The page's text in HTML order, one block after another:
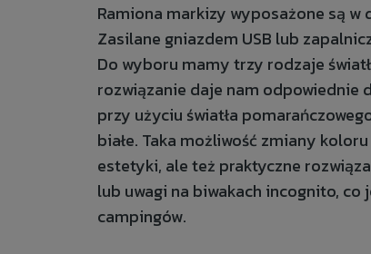
Ramiona markizy wyposażone są w
Zasilane gniazdem USB lub
Do wyboru mamy trzy rodzaje
rozwiązanie daje nam odpowiednie
przy użyciu światła
białe. Taka możliwość zmiany
estetyki, ale też praktyczne
lub uwagi na biwakach incognito,
campingów.